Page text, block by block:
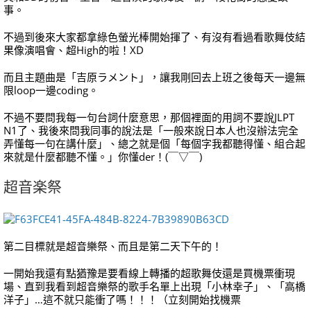
事。
不過到後來大家都拿綠色螢光棒開始揮了、有沒有看過看歌舞伎結
果像演唱會、超High的啦！XD
而且主題曲是「吉原ラメント」，讓我剛回去上班之後每天一邊無
限loop一邊coding。
不過不要問我每一句台詞什麼意思，那個裡面的用詞不要說JLPT
N1了、我後來問我同事的說法是「一般來說日本人也沒辦法完全
弄懂每一句在講什麼」、總之就是個「每個字我都聽得懂、組合起
來就是什麼都聽不懂。」你懂der！(￣▽￣)
超音楽祭
第二目標就是超音樂祭、而且是第二天下午的！
一開始我還有點猶豫是要看線上轉播的超歌舞伎還是買機票衝現
場、直到我看到超音樂祭的歌手名單上出現「小林幸子」、「高橋
洋子」…這不就只能衝了嗎！！！（立刻開始找機票